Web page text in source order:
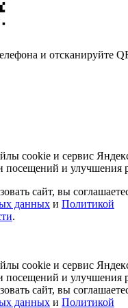
и отсканируйте
cookie и сервис
посещений и улучшения
сайт, вы
данных и Политикой
.
cookie и сервис
посещений и улучшения
сайт, вы
данных и Политикой